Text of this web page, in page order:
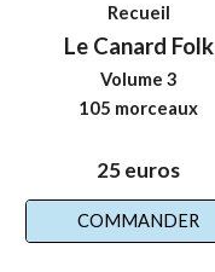
Recueil
Le Canard Folk
Volume 3
105 morceaux
25euros
COMMANDER